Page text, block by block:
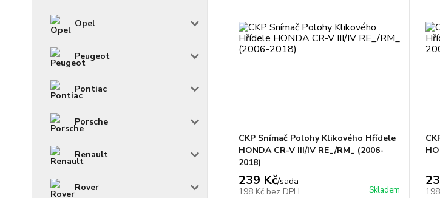
Opel
Peugeot
Pontiac
Porsche
Renault
Rover
CKP Snímač Polohy Klikového Hřídele
HONDA CR-V III/IV RE_/RM_ (2006-
2018)
239 Kč/sada
198 Kč bez DPH Skladem